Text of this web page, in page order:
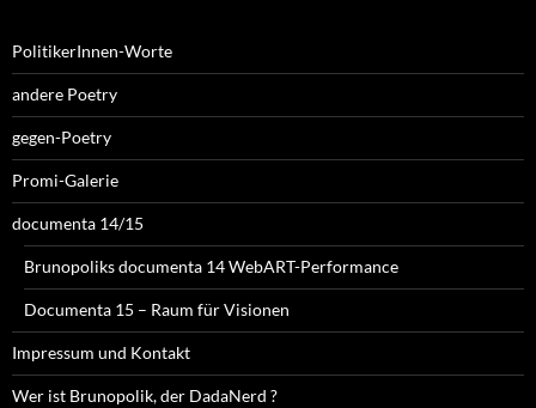
PolitikerInnen-Worte
andere Poetry
gegen-Poetry
Promi-Galerie
documenta 14/15
Brunopoliks documenta 14 WebART-Performance
Documenta 15 – Raum für Visionen
Impressum und Kontakt
Wer ist Brunopolik, der DadaNerd ?